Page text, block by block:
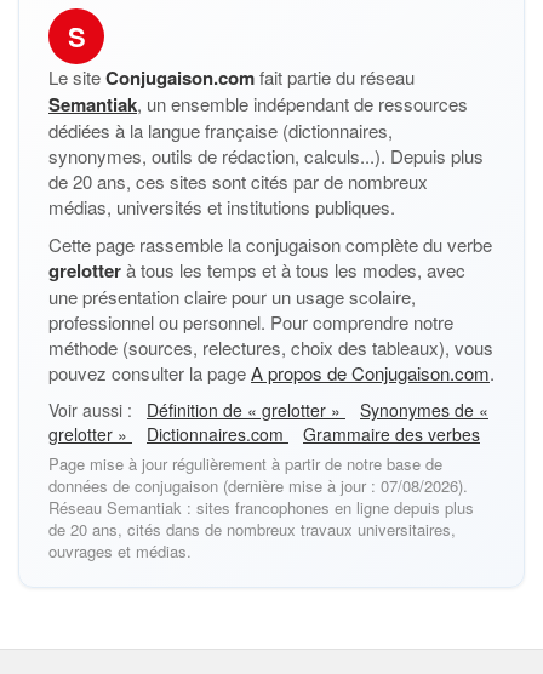
S
Le siteConjugaison.comfait partie du réseau
Semantiak, un ensemble indépendant de ressources
dédiées à la langue française (dictionnaires,
synonymes, outils de rédaction, calculs...). Depuis plus
de 20 ans, ces sites sont cités par de nombreux
médias, universités et institutions publiques.
Cette page rassemble la conjugaison complète du verbe
grelotterà tous les temps et à tous les modes, avec
une présentation claire pour un usage scolaire,
professionnel ou personnel. Pour comprendre notre
méthode (sources, relectures, choix des tableaux), vous
pouvez consulter la pageA propos de Conjugaison.com.
Voir aussi : Définition de « grelotter »
Synonymes de «
grelotter »
Dictionnaires.com Grammaire des verbes
Page mise à jour régulièrement à partir de notre base de
données de conjugaison (dernière mise à jour : 07/08/2026).
Réseau Semantiak : sites francophones en ligne depuis plus
de 20 ans, cités dans de nombreux travaux universitaires,
ouvrages et médias.